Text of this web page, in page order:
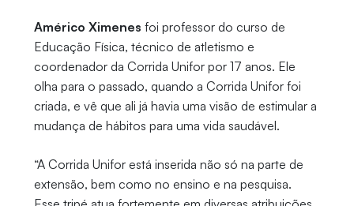
Américo Ximenes foi professor do curso de
Educação Física, técnico de atletismo e
coordenador da Corrida Unifor por 17 anos. Ele
olha para o passado, quando a Corrida Unifor foi
criada, e vê que ali já havia uma visão de estimular a
mudança de hábitos para uma vida saudável.
“A Corrida Unifor está inserida não só na parte de
extensão, bem como no ensino e na pesquisa.